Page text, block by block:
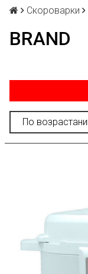
Скороварки
BRAND